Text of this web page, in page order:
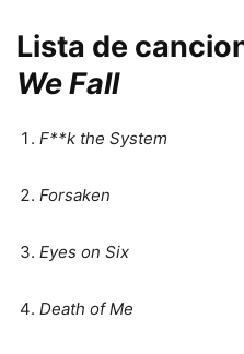
Lista de
We Fall
F**k the System
Forsaken
Eyes on Six
Death of Me